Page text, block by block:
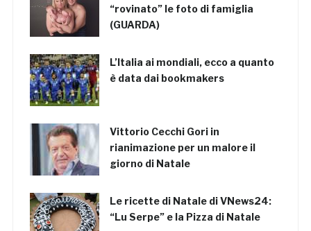
“rovinato” le foto di famiglia
(GUARDA)
L’Italia ai mondiali, ecco a quanto
è data dai bookmakers
Vittorio Cecchi Gori in
rianimazione per un malore il
giorno di Natale
Le ricette di Natale di VNews24:
“Lu Serpe” e la Pizza di Natale